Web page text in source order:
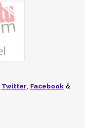
Twitter Facebook&